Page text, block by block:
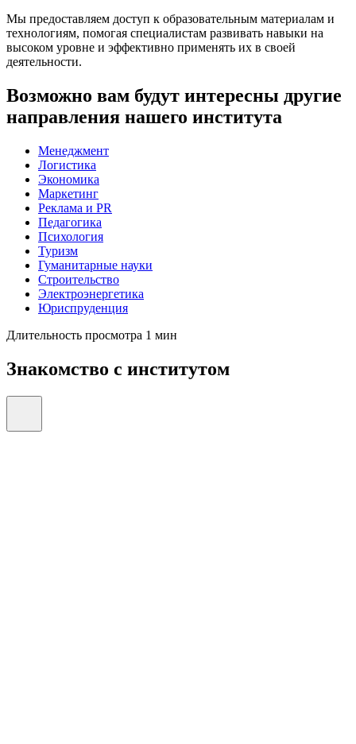
Мы предоставляем доступ к образовательным материалам и
технологиям, помогая специалистам развивать навыки на
высоком уровне и эффективно применять их в своей
деятельности.
Возможно вам будут интересны другие
направления нашего института
Менеджмент
Логистика
Экономика
Маркетинг
Реклама и PR
Педагогика
Психология
Туризм
Гуманитарные науки
Строительство
Электроэнергетика
Юриспруденция
Длительность просмотра 1 мин
Знакомство с институтом